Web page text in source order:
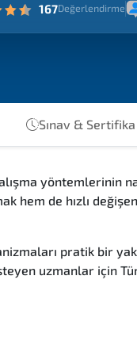
167Değerlendirme
Sınav & Sertifika
yöntemlerinin
hem de hızlı
pratik bir
uzmanlar için